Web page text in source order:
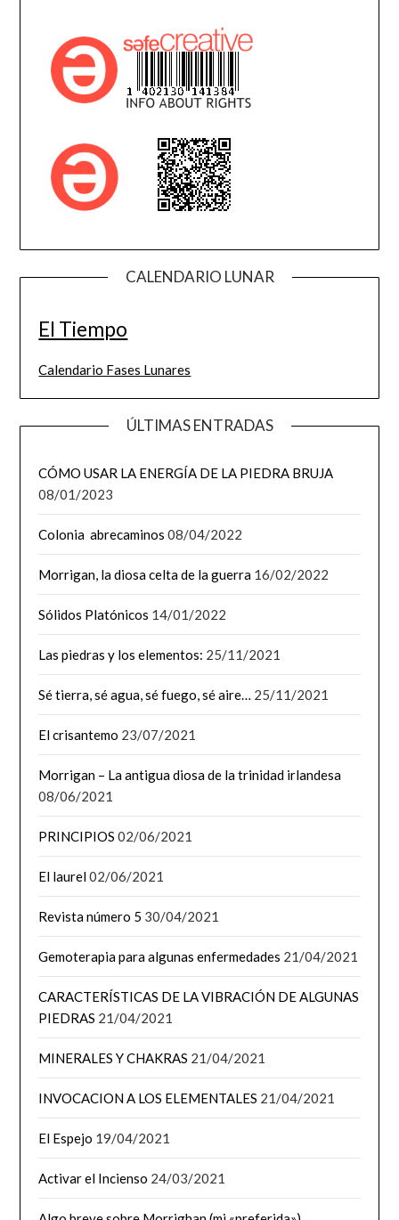
CALENDARIO LUNAR
El Tiempo
Calendario Fases Lunares
ÚLTIMAS ENTRADAS
CÓMO USAR LA ENERGÍA DE LA PIEDRA BRUJA
08/01/2023
Colonia abrecaminos 08/04/2022
Morrigan, la diosa celta de la guerra 16/02/2022
Sólidos Platónicos 14/01/2022
Las piedras y los elementos: 25/11/2021
Sé tierra, sé agua, sé fuego, sé aire… 25/11/2021
El crisantemo 23/07/2021
Morrigan – La antigua diosa de la trinidad irlandesa
08/06/2021
PRINCIPIOS 02/06/2021
El laurel02/06/2021
Revista número 5 30/04/2021
Gemoterapia para algunas enfermedades 21/04/2021
CARACTERÍSTICAS DE LA VIBRACIÓN DE ALGUNAS
PIEDRAS 21/04/2021
MINERALES Y CHAKRAS 21/04/2021
INVOCACION A LOS ELEMENTALES 21/04/2021
El Espejo 19/04/2021
Activar el Incienso 24/03/2021